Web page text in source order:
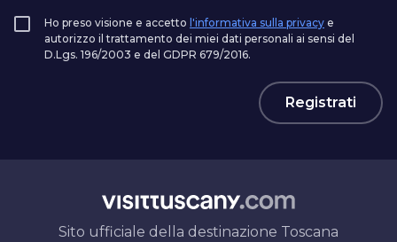
Ho preso visione e accetto l'informativa sulla privacy e
autorizzo il trattamento dei miei dati personali ai sensi del
D.Lgs. 196/2003 e del GDPR 679/2016.
Registrati
Sito ufficiale della destinazione Toscana